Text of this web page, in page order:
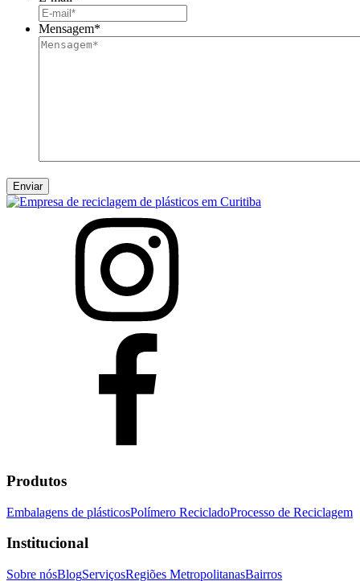
Mensagem*
Produtos
Embalagens de plásticosPolímero RecicladoProcesso de Reciclagem
Institucional
Sobre nósBlogServiçosRegiões MetropolitanasBairros